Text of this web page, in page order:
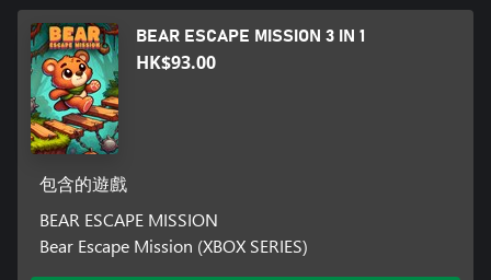
BEAR ESCAPE MISSION 3 IN 1
HK$93.00
包含的遊戲
BEAR ESCAPE MISSION
Bear Escape Mission (XBOX SERIES)